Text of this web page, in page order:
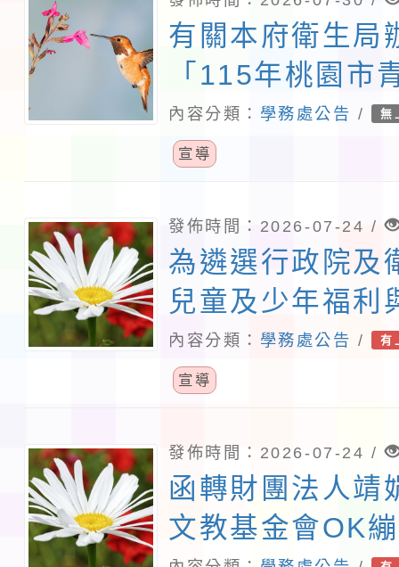
有關本府衛生局
「115年桃園市
防制實體解謎活
知並鼓勵學生踴
內容分類： 學務處公告 / 無
宣導
發佈時間：2026-07-24 /
為遴選行政院及
兒童及少年福利
相關小組兒少代
稱中央兒少代表
報名一案， 詳
照。
內容分類： 學務處公告 / 有
宣導
發佈時間：2026-07-24 /
函轉財團法人靖
文教基金會OK